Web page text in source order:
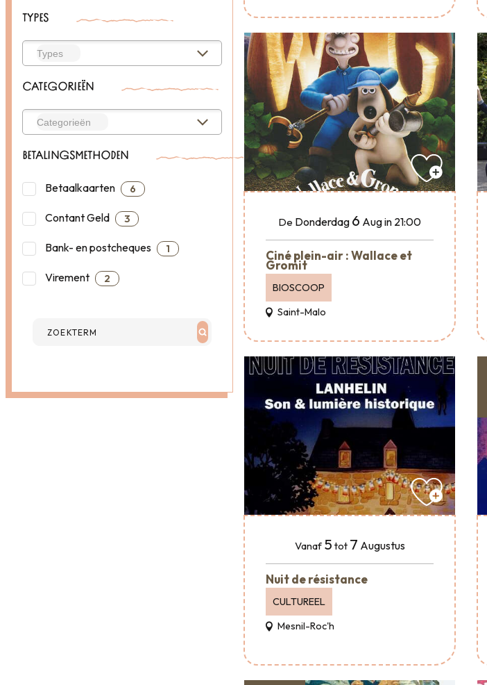
TYPES
CATEGORIEËN
BETALINGSMETHODEN
Betaalkaarten 6
Contant Geld 3
Bank- en postcheques 1
Virement 2
De Donderdag 6 Augin 21:00
Ciné plein-air : Wallace et
Gromit
BIOSCOOP
Saint-Malo
Vanaf 5 tot 7 Augustus
Nuit de résistance
CULTUREEL
Mesnil-Roc'h